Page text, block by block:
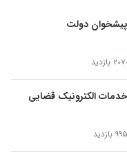
پیشخوان دولت
بازدید
الکترونیک قضایی